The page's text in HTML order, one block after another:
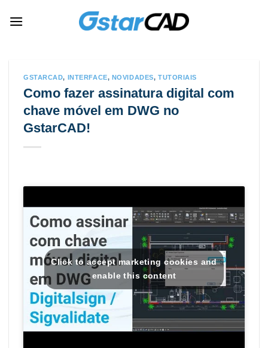
GSTARCAD, INTERFACE, NOVIDADES, TUTORIAIS
Como fazer assinatura digital com
chave móvel em DWG no
GstarCAD!
Click to accept marketing cookies and
enable this content